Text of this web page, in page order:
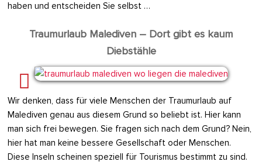
haben und entscheiden Sie selbst …
Traumurlaub Malediven – Dort gibt es kaum
Diebstähle
Wir denken, dass für viele Menschen der Traumurlaub auf
Malediven genau aus diesem Grund so beliebt ist. Hier kann
man sich frei bewegen. Sie fragen sich nach dem Grund? Nein,
hier hat man keine bessere Gesellschaft oder Menschen.
Diese Inseln scheinen speziell für Tourismus bestimmt zu sind.